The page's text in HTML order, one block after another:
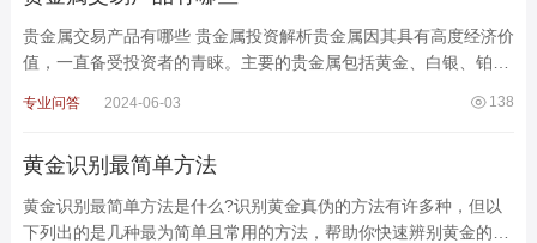
贵金属交易产品有哪些 贵金属投资解析贵金属因其具有高度经济价
值，一直备受投资者的青睐。主要的贵金属包括黄金、白银、铂金
138
专业问答 2024-06-03
黄金识别最简单方法
黄金识别最简单方法是什么?识别黄金真伪的方法有许多种，但以
下列出的是几种最为简单且常用的方法，帮助你快速辨别黄金的真